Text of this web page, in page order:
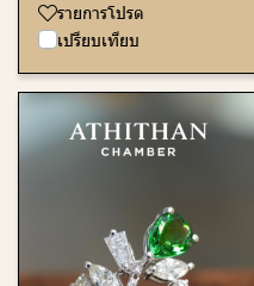
รายการโปรด
เปรียบเทียบ